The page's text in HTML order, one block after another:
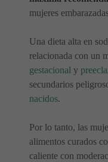
mujeres
Una dieta alta en
relacionada con un
gestacional y
secundarios
nacidos.
Por lo tanto, las
alimentos curados
caliente con